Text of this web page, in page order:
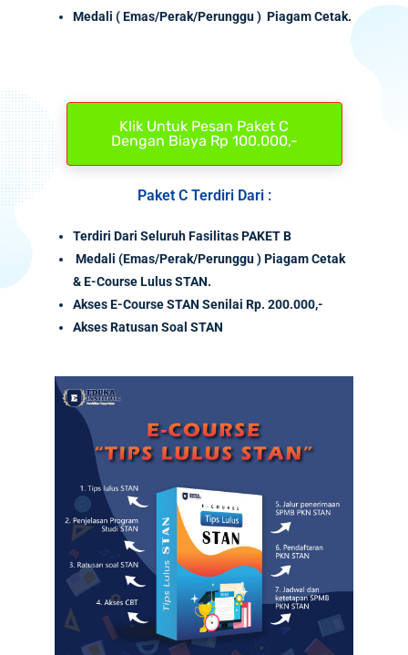
Medali ( Emas/Perak/Perunggu ) Piagam Cetak.
Klik Untuk Pesan Paket C
Dengan Biaya Rp 100.000,-
Paket C Terdiri Dari :
Terdiri Dari Seluruh Fasilitas PAKET B
Medali (Emas/Perak/Perunggu ) Piagam Cetak
& E-Course Lulus STAN.
AksesE-CourseSTAN Senilai Rp. 200.000,-
Akses Ratusan Soal STAN